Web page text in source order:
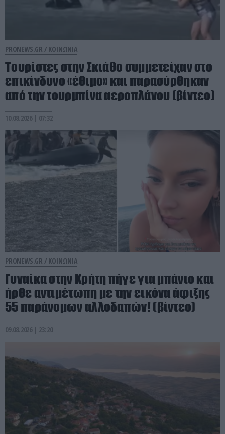
PRONEWS.GR / ΚΟΙΝΩΝΙΑ
Τουρίστες στην Σκιάθο συμμετείχαν στο
επικίνδυνο «έθιμο» και παρασύρθηκαν
από την τουρμπίνα αεροπλάνου (βίντεο)
10.08.2026 | 07:32
PRONEWS.GR / ΚΟΙΝΩΝΙΑ
Γυναίκα στην Κρήτη πήγε για μπάνιο και
ήρθε αντιμέτωπη με την εικόνα άφιξης
55 παράνομων αλλοδαπών! (βίντεο)
09.08.2026 | 23:20